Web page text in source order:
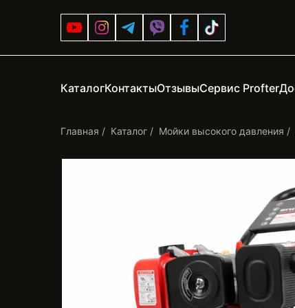
КаталогКонтактыОтзывыСервис Profter
Главная Каталог Мойки высокого давления